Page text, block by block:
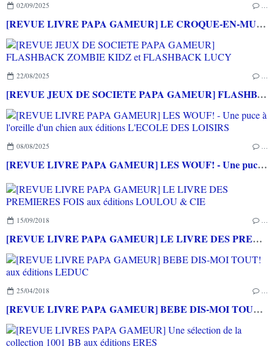
02/09/2025 …
[REVUE LIVRE PAPA GAMEUR] LE CROQUE-EN-MURS de Mickaël BRUN-ARNAUD et Jérémy PALLIER chez KALEIDOSCOPE
22/08/2025 …
[REVUE JEUX DE SOCIETE PAPA GAMEUR] FLASHBACK ZOMBIE KIDZ et FLASHBACK LUCY
08/08/2025 …
[REVUE LIVRE PAPA GAMEUR] LES WOUF! - Une puce à l'oreille d'un chien aux éditions L'ECOLE DES LOISIRS
15/09/2018 …
[REVUE LIVRE PAPA GAMEUR] LE LIVRE DES PREMIERES FOIS aux éditions LOULOU & CIE
25/04/2018 …
[REVUE LIVRE PAPA GAMEUR] BEBE DIS-MOI TOUT! aux éditions LEDUC